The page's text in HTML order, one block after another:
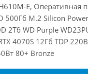
E, Оперативная
500Гб M.2 Silicon
2Тб WD Purple
4070S 12Гб TDP
80+ Bronze